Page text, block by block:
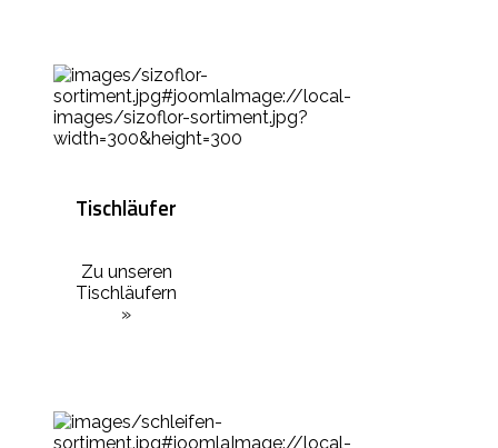
Tischläufer
Zu unseren
Tischläufern
»